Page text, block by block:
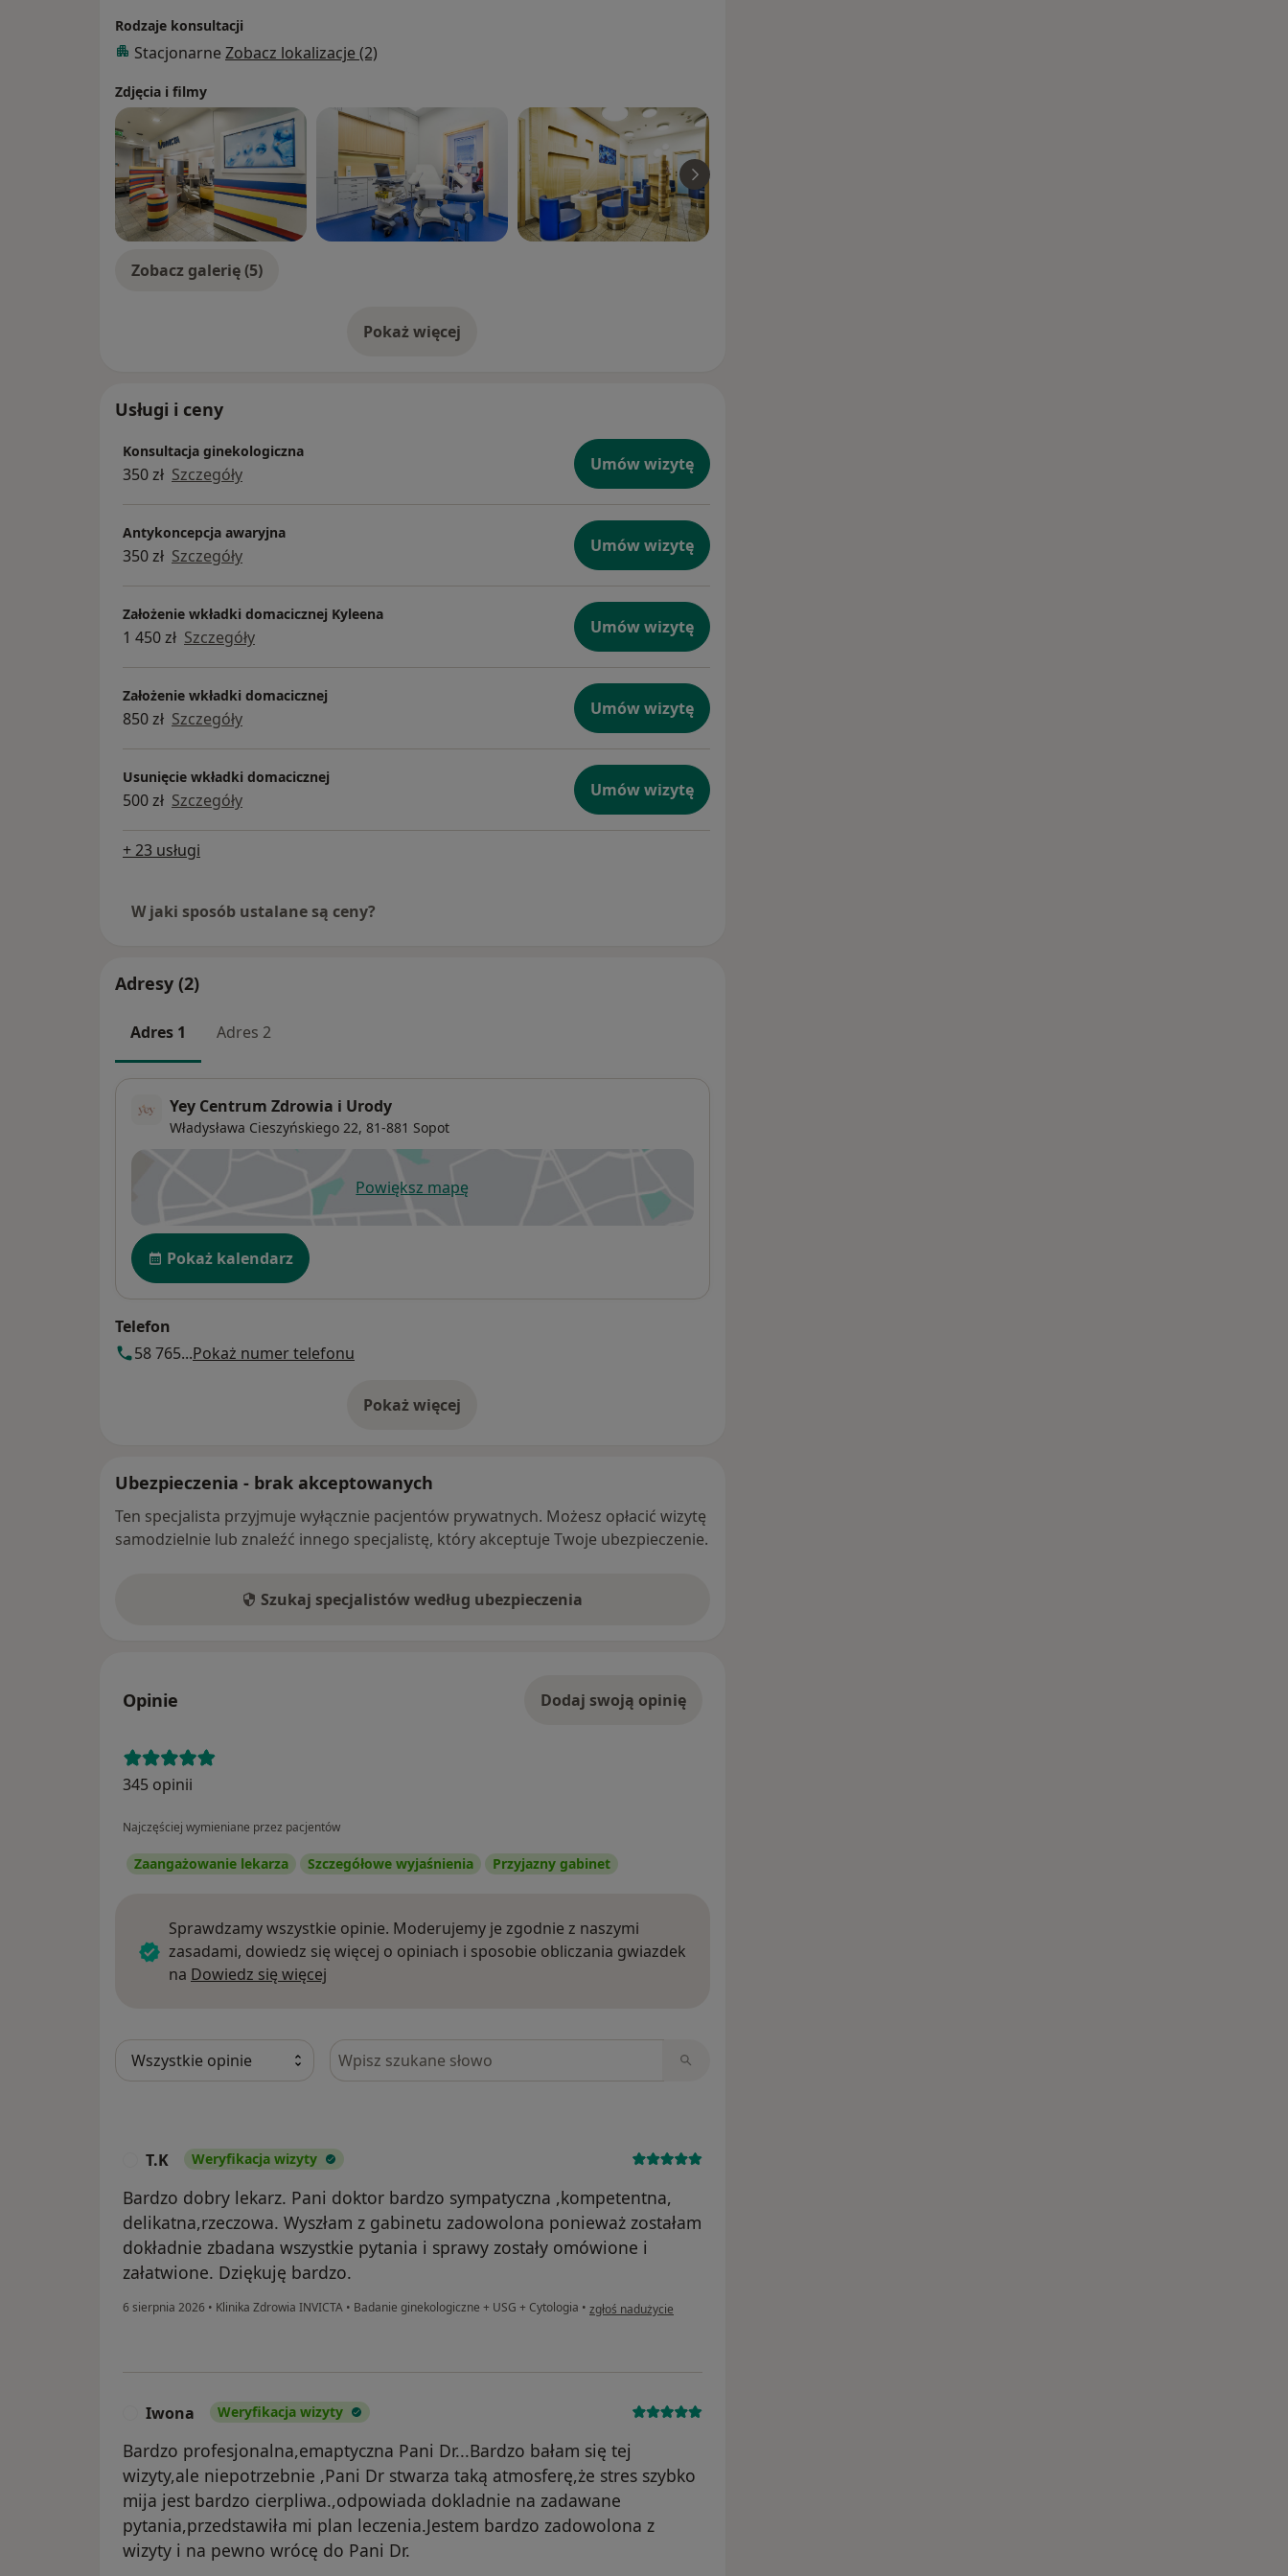
Rodzaje konsultacji
Stacjonarne Zobacz lokalizacje (2)
Zdjęcia i filmy
Zobacz galerię (5)
Pokaż więcejo doświadczeniu
Usługi i ceny
Konsultacja ginekologiczna
350 zł Szczegóły Umów wizytę
Antykoncepcja awaryjna
350 zł Szczegóły Umów wizytę
Założenie wkładki domacicznej Kyleena
1 450 zł Szczegóły Umów wizytę
Założenie wkładki domacicznej
850 zł Szczegóły Umów wizytę
Usunięcie wkładki domacicznej
500 zł Szczegóły Umów wizytę
+ 23 usługi
W jaki sposób ustalane są ceny?
Adresy (2)
Adres 1 Adres 2
Yey Centrum Zdrowia i Urody
Władysława Cieszyńskiego 22, 81-881 Sopot
Powiększ mapęotwiera się w nowej karcie
Dostępność
Pokaż kalendarz
Telefon
58 765...Pokaż numer telefonu
Pokaż więcej
o adresie
Ubezpieczenia - brak akceptowanych
Ten specjalista przyjmuje wyłącznie pacjentów prywatnych. Możesz opłacić wizytę
samodzielnie lub znaleźć innego specjalistę, który akceptuje Twoje ubezpieczenie.
Szukaj specjalistów według ubezpieczenia
Opinie Dodaj swoją opinię
345 opinii
Najczęściej wymieniane przez pacjentów
Zaangażowanie lekarza Szczegółowe wyjaśnienia Przyjazny gabinet
Sprawdzamy wszystkie opinie. Moderujemy je zgodnie z naszymi
zasadami, dowiedz się więcej o opiniach i sposobie obliczania gwiazdek
na Dowiedz się więcej
Szukaj w opiniach
T.K Weryfikacja wizyty
Bardzo dobry lekarz. Pani doktor bardzo sympatyczna ,kompetentna,
delikatna,rzeczowa. Wyszłam z gabinetu zadowolona ponieważ zostałam
dokładnie zbadana wszystkie pytania i sprawy zostały omówione i
załatwione. Dziękuję bardzo.
6 sierpnia 2026 • Klinika Zdrowia INVICTA • Badanie ginekologiczne + USG + Cytologia • w opinii użytkownika T.K
zgłoś nadużycie
Iwona Weryfikacja wizyty
Bardzo profesjonalna,emaptyczna Pani Dr...Bardzo bałam się tej
wizyty,ale niepotrzebnie ,Pani Dr stwarza taką atmosferę,że stres szybko
mija jest bardzo cierpliwa.,odpowiada dokladnie na zadawane
pytania,przedstawiła mi plan leczenia.Jestem bardzo zadowolona z
wizyty i na pewno wrócę do Pani Dr.